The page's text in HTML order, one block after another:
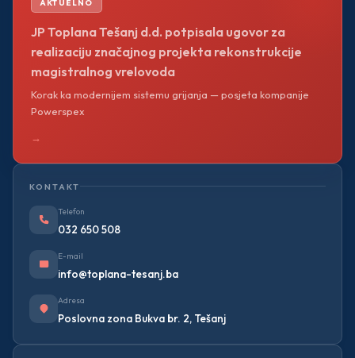
AKTUELNO
JP Toplana Tešanj d.d. potpisala ugovor za
realizaciju značajnog projekta rekonstrukcije
magistralnog vrelovoda
Korak ka modernijem sistemu grijanja — posjeta kompanije
Powerspex
→
KONTAKT
Telefon
032 650 508
E-mail
info@toplana-tesanj.ba
Adresa
Poslovna zona Bukva br. 2, Tešanj